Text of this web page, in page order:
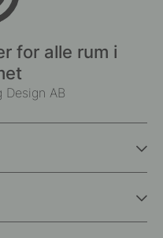
for alle rum i
Design AB